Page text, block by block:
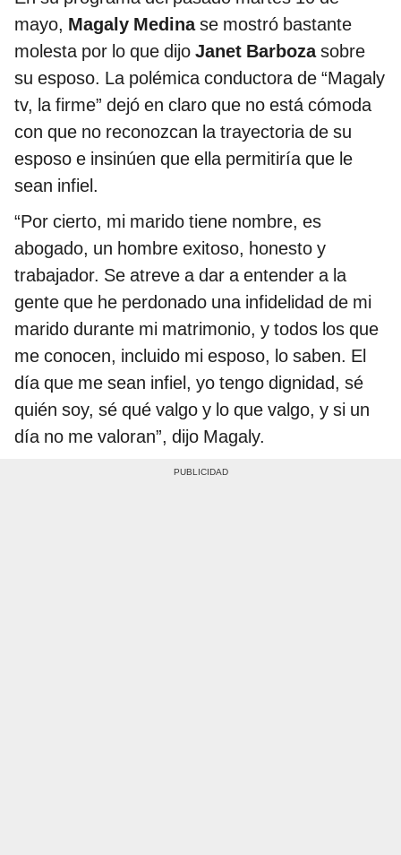
mayo, Magaly Medinase mostró bastante
molesta por lo que dijo Janet Barbozasobre
su esposo. La polémica conductora de “Magaly
tv, la firme” dejó en claro que no está cómoda
con que no reconozcan la trayectoria de su
esposo e insinúen que ella permitiría que le
sean infiel.
“Por cierto, mi marido tiene nombre, es
abogado, un hombre exitoso, honesto y
trabajador. Se atreve a dar a entender a la
gente que he perdonado una infidelidad de mi
marido durante mi matrimonio, y todos los que
me conocen, incluido mi esposo, lo saben. El
día que me sean infiel, yo tengo dignidad, sé
quién soy, sé qué valgo y lo que valgo, y si un
día no me valoran”, dijo Magaly.